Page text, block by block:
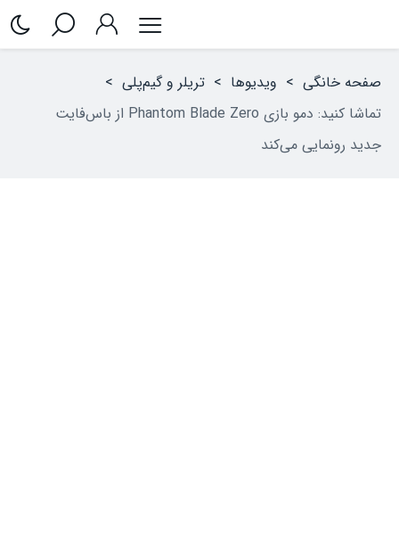
صفحه خانگی > ویدیوها > تریلر و گیم‌پلی >
تماشا کنید: دمو بازی Phantom Blade Zero از باس‌فایت
جدید رونمایی می‌کند